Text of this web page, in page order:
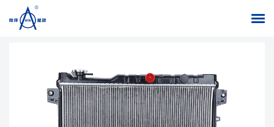
首页/产品中心 返回列表